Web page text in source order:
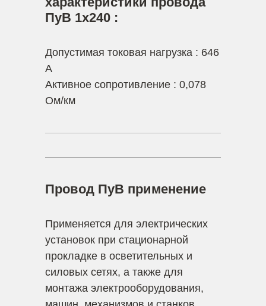
ПуВ 1х240 :
Допустимая токовая нагрузка : 646
А
Активное сопротивление : 0,078
Ом/км
Провод ПуВ применение
Применяется для электрических
установок при стационарной
прокладке в осветительных и
силовых сетях, а также для
монтажа электрооборудования,